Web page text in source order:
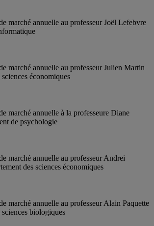
marché annuelle au professeur Joël Lefebvre
marché annuelle au professeur Julien Martin
économiques
marché annuelle à la professeure Diane
de psychologie
marché annuelle au professeur Andrei
des sciences économiques
marché annuelle au professeur Alain Paquette
biologiques